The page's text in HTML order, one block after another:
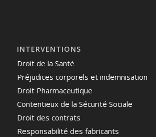
INTERVENTIONS
Droit de la Santé
Préjudices corporels et indemnisation
Droit Pharmaceutique
Contentieux de la Sécurité Sociale
Droit des contrats
Responsabilité des fabricants